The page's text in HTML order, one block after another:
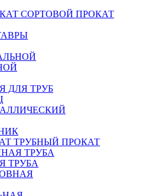
СОРТОВОЙ ПРОКАТ
ДЛЯ ТРУБ
ТРУБНЫЙ ПРОКАТ
ТРУБА
ТРУБА